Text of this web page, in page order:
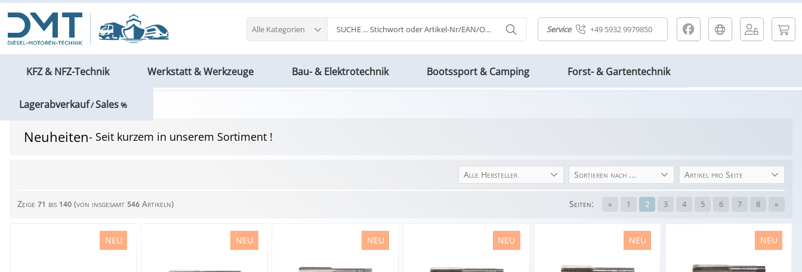
Service +49 5932 9979850
Alle Kategorien
KFZ & NFZ-Technik Werkstatt & Werkzeuge Bau- & Elektrotechnik Bootssport & Camping Forst- & Gartentechnik
Lagerabverkauf/Sales%
Neue Artikel
Neuheiten- Seit kurzem in unserem Sortiment !
Alle Hersteller Sortieren nach ... Artikel pro Seite
Zeige71 bis 140 (von insgesamt546 Artikeln) « 1 2 3 4 5 6 7 8 »
Seiten:
NEU NEU NEU NEU NEU NEU